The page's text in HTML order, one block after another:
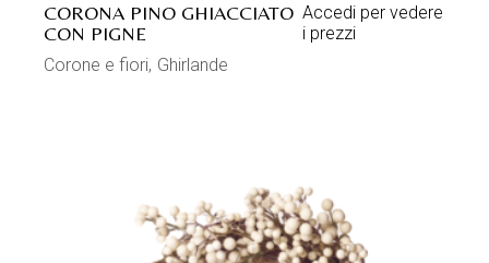
CORONA PINO GHIACCIATO
CON PIGNE
Accedi per vedere
i prezzi
Corone e fiori Ghirlande